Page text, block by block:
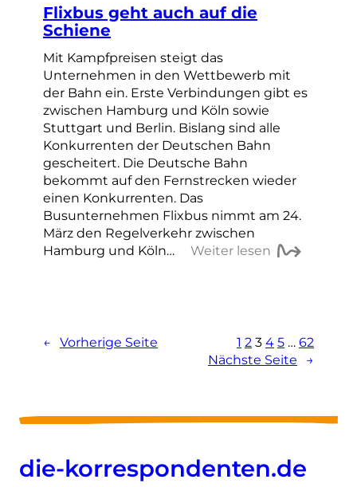
Flixbus geht auch auf die
Schiene
Mit Kampfpreisen steigt das
Unternehmen in den Wettbewerb mit
der Bahn ein. Erste Verbindungen gibt es
zwischen Hamburg und Köln sowie
Stuttgart und Berlin. Bislang sind alle
Konkurrenten der Deutschen Bahn
gescheitert. Die Deutsche Bahn
bekommt auf den Fernstrecken wieder
einen Konkurrenten. Das
Busunternehmen Flixbus nimmt am 24.
März den Regelverkehr zwischen
Hamburg und Köln…
Weiter lesen
← Vorherige Seite 1 2 3 4 5 … 62
Nächste Seite
→
die-korrespondenten.de